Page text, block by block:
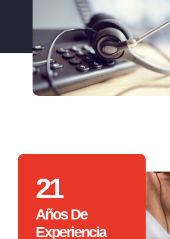
21
Años De
Experiencia